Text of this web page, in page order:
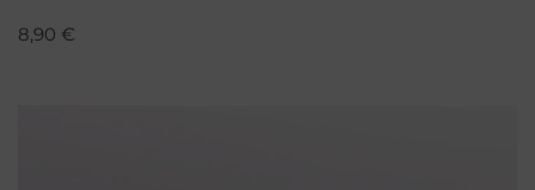
8,90 €